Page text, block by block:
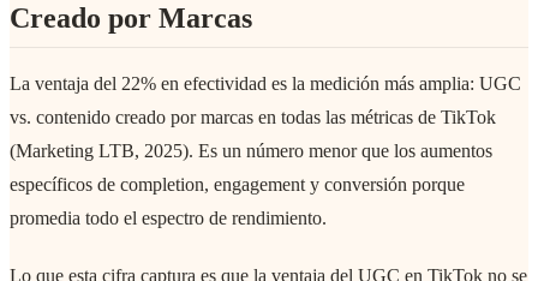
Creado por Marcas
La ventaja del 22% en efectividad es la medición más amplia: UGC
vs. contenido creado por marcas en todas las métricas de TikTok
(Marketing LTB, 2025). Es un número menor que los aumentos
específicos de completion, engagement y conversión porque
promedia todo el espectro de rendimiento.
Lo que esta cifra captura es que la ventaja del UGC en TikTok no se